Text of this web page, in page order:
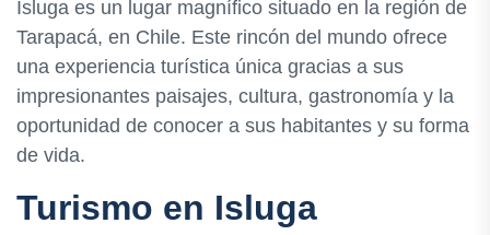
Isluga es un lugar magnífico situado en la región de
Tarapacá, en Chile. Este rincón del mundo ofrece
una experiencia turística única gracias a sus
impresionantes paisajes, cultura, gastronomía y la
oportunidad de conocer a sus habitantes y su forma
de vida.
Turismo en Isluga